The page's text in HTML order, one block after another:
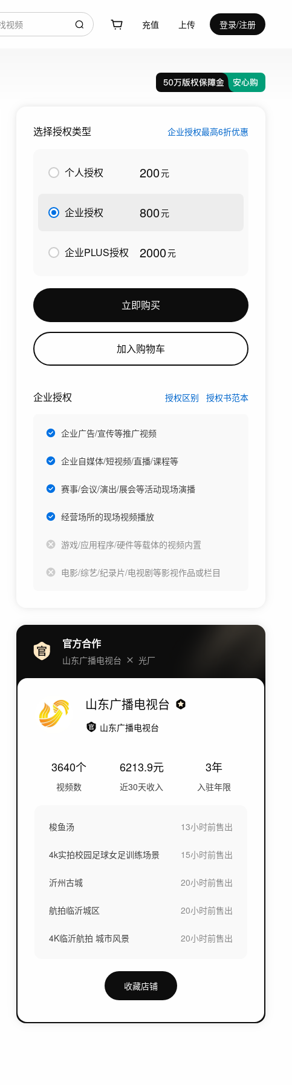
充值 上传 登录/注册
选择授权类型 企业授权最高6折优惠
个人授权 200元
企业授权 800元
企业PLUS授权 2000元
立即购买
加入购物车
企业授权 授权区别 授权书范本
企业广告/宣传等推广视频
企业自媒体/短视频/直播/课程等
赛事/会议/演出/展会等活动现场演播
经营场所的现场视频播放
游戏/应用程序/硬件等载体的视频内置
电影/综艺/纪录片/电视剧等影视作品或栏目
官方合作
山东广播电视台 光厂
山东广播电视台
山东广播电视台
3640个
视频数
6213.9元
近30天收入
3年
入驻年限
梭鱼汤 13小时前售出
4k实拍校园足球女足训练场景 15小时前售出
沂州古城 20小时前售出
航拍临沂城区 20小时前售出
4K临沂航拍 城市风景 20小时前售出
收藏店铺